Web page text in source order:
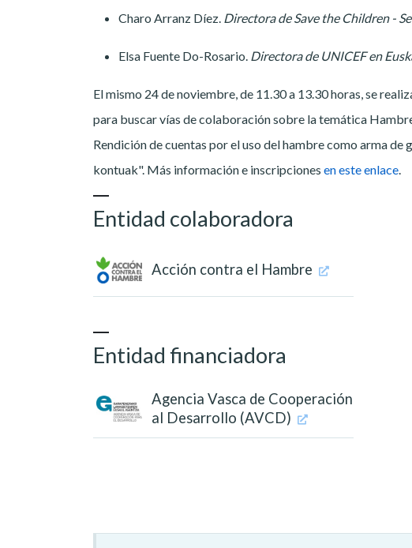
Charo Arranz Díez. Directora de Save the Children -
Elsa Fuente Do-Rosario. Directora de UNICEF en
El mismo 24 de noviembre, de 11.30 a 13.30 horas, se
para buscar vías de colaboración sobre la temática
Rendición de cuentas por el uso del hambre como arma
kontuak". Más información e inscripciones en este enlace.
Entidad colaboradora
Acción contra el Hambre
Entidad financiadora
Agencia Vasca de Cooperación
al Desarrollo (AVCD)